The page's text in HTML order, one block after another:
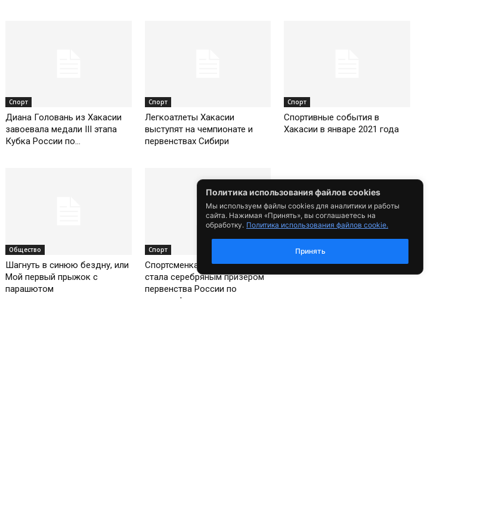
Политика использования файлов cookies
Мы используем файлы cookies для аналитики и работы
сайта. Нажимая «Принять», вы соглашаетесь на
обработку. Политика использования файлов cookie.
Принять
Спорт
Диана Головань из Хакасии
завоевала медали III этапа
Кубка России по...
Спорт
Легкоатлеты Хакасии
выступят на чемпионате и
первенствах Сибири
Спорт
Спортивные события в
Хакасии в январе 2021 года
Общество
Шагнуть в синюю бездну, или
Мой первый прыжок с
парашютом
Спорт
Спортсменка из Хакасии
стала серебряным призером
первенства России по
пауэрлифтингу